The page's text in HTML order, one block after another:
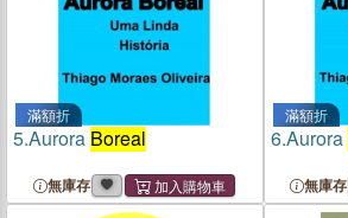
滿額折
5.Aurora Boreal
無庫存
滿額折
6.Aurora
無庫存